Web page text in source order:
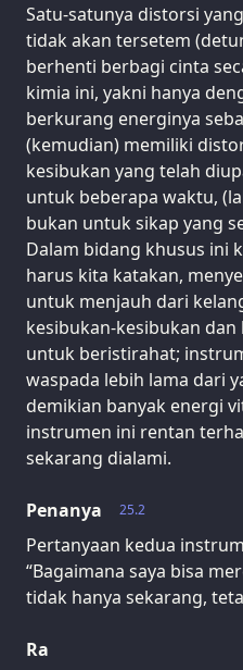
Satu-satunya distorsi
tidak akan tersetem
berhenti berbagi cinta
kimia ini, yakni hanya
berkurang energinya
(kemudian) memiliki
kesibukan yang telah
untuk beberapa waktu,
bukan untuk sikap yang
Dalam bidang khusus ini
harus kita katakan,
untuk menjauh dari
kesibukan-kesibukan
untuk beristirahat;
waspada lebih lama dari
demikian banyak energi
instrumen ini rentan
sekarang dialami.
25.2
Penanya
Pertanyaan kedua
“Bagaimana saya bisa
tidak hanya sekarang,
Ra